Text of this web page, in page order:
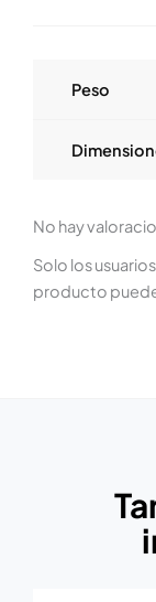
Peso
No hay
Solo los
producto